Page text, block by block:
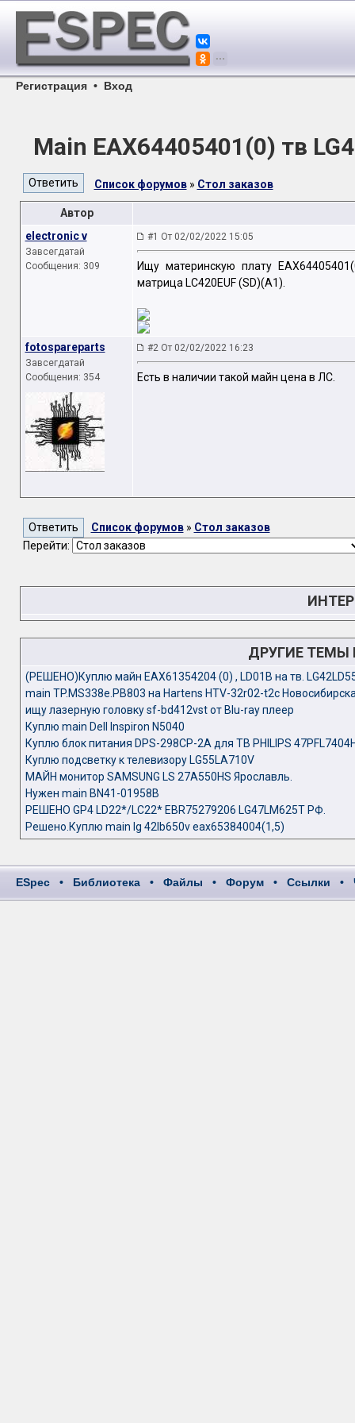
Регистрация • Вход
Main EAX64405401(0) тв
Список форумов» Стол заказов
Автор
electronic v
Завсегдатай
Сообщения: 309
#1 От 02/02/2022 15:05
Ищу материнскую плату
матрица LC420EUF (SD)(A1).
fotospareparts
Завсегдатай
Сообщения: 354
#2 От 02/02/2022 16:23
Есть в наличии такой майн цена в ЛС.
Список форумов» Стол заказов
Перейти:
ДРУГИЕ ТЕМЫ
(РЕШЕНО)Куплю майн EAX61354204 (0) , LD01B на тв.
main TP.MS338e.PB803 на Hartens HTV-32r02-t2c
ищу лазерную головку sf-bd412vst от Blu-ray плеер
Куплю main Dell Inspiron N5040
Куплю блок питания DPS-298CP-2A для ТВ PHILIPS
Куплю подсветку к телевизору LG55LA710V
МАЙН монитор SAMSUNG LS 27A550HS Ярославль.
Нужен main BN41-01958B
РЕШЕНО GP4 LD22*/LC22* EBR75279206 LG47LM625T РФ.
Решено.Куплю main lg 42lb650v eax65384004(1,5)
ESpec • Библиотека • Файлы • Форум • Ссылки •